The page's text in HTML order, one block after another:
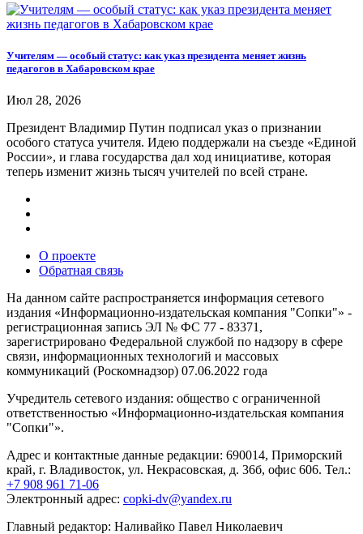
Учителям — особый статус: как указ президента меняет жизнь
педагогов в Хабаровском крае
Июл 28, 2026
Президент Владимир Путин подписал указ о признании
особого статуса учителя. Идею поддержали на съезде «Единой
России», и глава государства дал ход инициативе, которая
теперь изменит жизнь тысяч учителей по всей стране.
О проекте
Обратная связь
На данном сайте распространяется информация сетевого
издания «Информационно-издательская компания "Сопки"» -
регистрационная запись ЭЛ № ФС 77 - 83371,
зарегистрировано Федеральной службой по надзору в сфере
связи, информационных технологий и массовых
коммуникаций (Роскомнадзор) 07.06.2022 года
Учредитель сетевого издания: общество с ограниченной
ответственностью «Информационно-издательская компания
"Сопки"».
Адрес и контактные данные редакции: 690014, Приморский
край, г. Владивосток, ул. Некрасовская, д. 36б, офис 606. Тел.:
+7 908 961 71-06
Электронный адрес: copki-dv@yandex.ru
Главный редактор: Наливайко Павел Николаевич